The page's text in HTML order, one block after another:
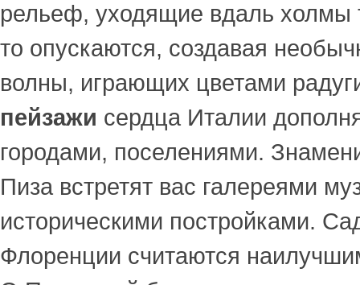
рельеф, уходящие вдаль холмы
то опускаются, создавая
волны, играющих цветами
пейзажи сердца Италии
городами, поселениями.
Пиза встретят вас галереями
историческими постройками.
Флоренции считаются